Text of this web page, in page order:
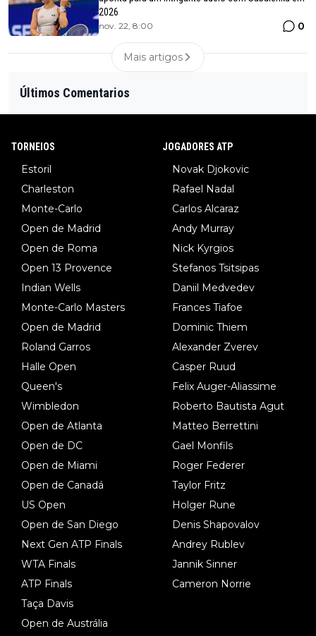
2026
nov. 22, 8:00 0
Mais artigos
Últimos Comentarios
TORNEIOS
Estoril
Charleston
Monte-Carlo
Open de Madrid
Open de Roma
Open 13 Provence
Indian Wells
Monte-Carlo Masters
Open de Madrid
Roland Garros
Halle Open
Queen's
Wimbledon
Open de Atlanta
Open de DC
Open de Miami
Open de Canadá
US Open
Open de San Diego
Next Gen ATP Finals
WTA Finals
ATP Finals
Taça Davis
Open de Austrália
JOGADORES ATP
Novak Djokovic
Rafael Nadal
Carlos Alcaraz
Andy Murray
Nick Kyrgios
Stefanos Tsitsipas
Daniil Medvedev
Frances Tiafoe
Dominic Thiem
Alexander Zverev
Casper Ruud
Felix Auger-Aliassime
Roberto Bautista Agut
Matteo Berrettini
Gael Monfils
Roger Federer
Taylor Fritz
Holger Rune
Denis Shapovalov
Andrey Rublev
Jannik Sinner
Cameron Norrie